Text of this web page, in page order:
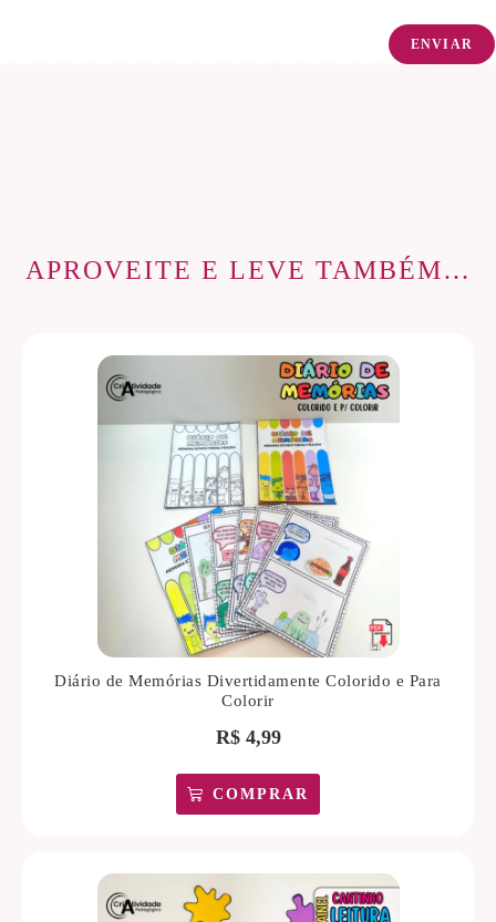
APROVEITE E LEVE TAMBÉM…
Diário de Memórias Divertidamente Colorido e Para
Colorir
R$4,99
COMPRAR